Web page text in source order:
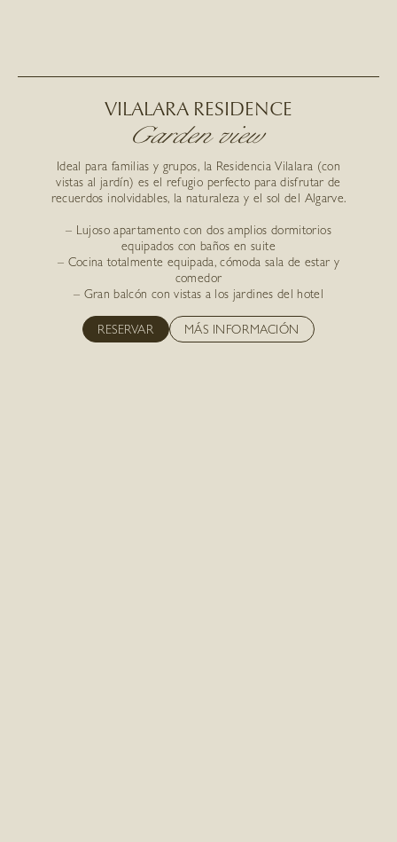
VILALARA RESIDENCE
Garden view
Ideal para familias y grupos, la Residencia Vilalara (con
vistas al jardín) es el refugio perfecto para disfrutar de
recuerdos inolvidables, la naturaleza y el sol del Algarve.
– Lujoso apartamento con dos amplios dormitorios
equipados con baños en suite
– Cocina totalmente equipada, cómoda sala de estar y
comedor
– Gran balcón con vistas a los jardines del hotel
RESERVAR MÁS INFORMACIÓN